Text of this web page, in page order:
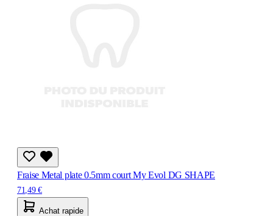
Fraise Metal plate 0.5mm court My Evol DG SHAPE
71,49 €
Achat rapide